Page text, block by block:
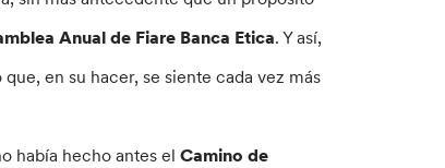
Anual de Fiare Banca Etica. Y así,
en su hacer, se siente cada vez más
había hecho antes elCamino de